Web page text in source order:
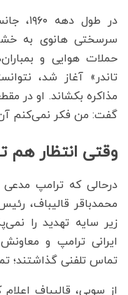
در طول
سرسختی هانوی به
حملات هوایی و
تاندر» آغاز شد،
مذاکره بکشاند. او در
گفت: من فکر نمی‌کنم
وقتی انتظار هم
درحالی که ترامپ
محمدباقر قالیباف،
زیر سایه تهدید را
ایرانی ترامپ و
تماس تلفنی گذاشتند؛
از سویی، قالیباف